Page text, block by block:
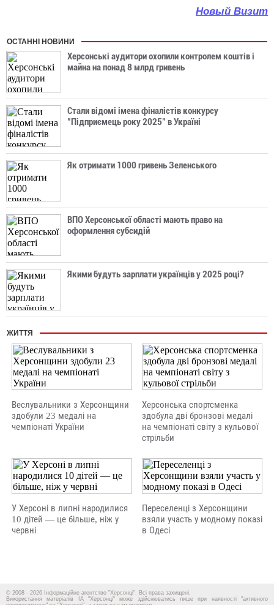
Новый Визит
ОСТАННІ НОВИНИ
Херсонські аудитори охопили контролем коштів і
майна на понад 8 млрд гривень
Стали відомі імена фіналістів конкурсу
"Підприємець року 2025" в Україні
Як отримати 1000 гривень Зеленського
ВПО Херсонської області мають право на
оформлення субсидій
Якими будуть зарплати українців у 2025 році?
ЖИТТЯ
Веслувальники з Херсонщини
здобули 23 медалі на
чемпіонаті України
Херсонська спортсменка
здобула дві бронзові медалі
на чемпіонаті світу з кульової
стрільби
У Херсоні в липні народилися
10 дітей — це більше, ніж у
червні
Переселенці з Херсонщини
взяли участь у модному показі
в Одесі
© 2008 - 2026 Інформаційне агентство "Херсонці". Всі права захищені.
Використання матеріалів ІА "Херсонці" може здійснюватись лише при наявності "активного